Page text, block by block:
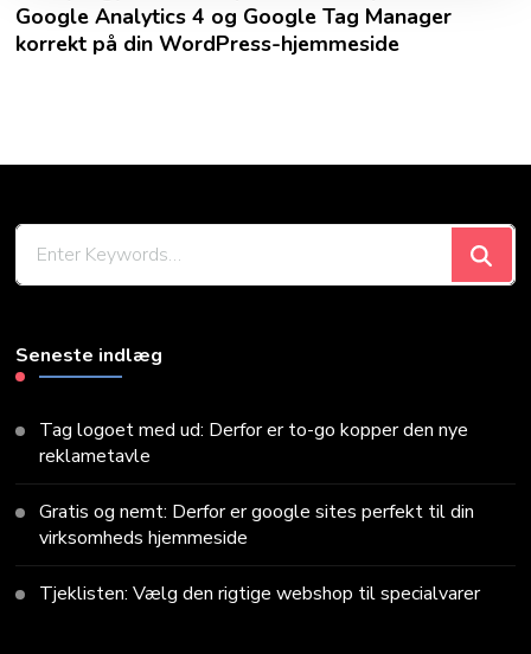
Google Analytics 4 og Google Tag Manager
korrekt på din WordPress-hjemmeside
Seneste indlæg
Tag logoet med ud: Derfor er to-go kopper den nye
reklametavle
Gratis og nemt: Derfor er google sites perfekt til din
virksomheds hjemmeside
Tjeklisten: Vælg den rigtige webshop til specialvarer